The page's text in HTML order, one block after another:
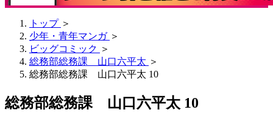
トップ ＞
少年・青年マンガ ＞
ビッグコミック ＞
総務部総務課 山口六平太 ＞
総務部総務課 山口六平太 10
総務部総務課 山口六平太 10